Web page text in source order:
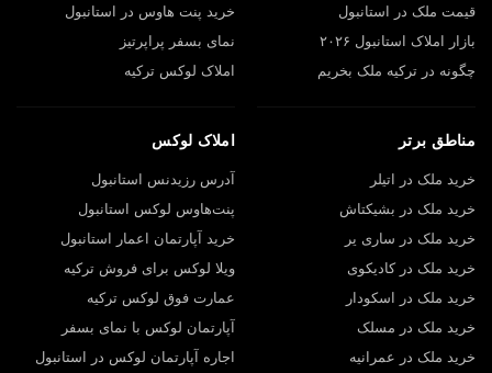
قیمت ملک در استانبول
بازار املاک استانبول ۲۰۲۶
چگونه در ترکیه ملک بخریم
خرید پنت هاوس در استانبول
نمای بسفر پراپرتیز
املاک لوکس ترکیه
مناطق برتر
خرید ملک در اتیلر
خرید ملک در بشیکتاش
خرید ملک در ساری یر
خرید ملک در کادیکوی
خرید ملک در اسکودار
خرید ملک در مسلک
خرید ملک در عمرانیه
املاک لوکس
آدرس رزیدنس استانبول
پنت‌هاوس لوکس استانبول
خرید آپارتمان اعمار استانبول
ویلا لوکس برای فروش ترکیه
عمارت فوق لوکس ترکیه
آپارتمان لوکس با نمای بسفر
اجاره آپارتمان لوکس در استانبول